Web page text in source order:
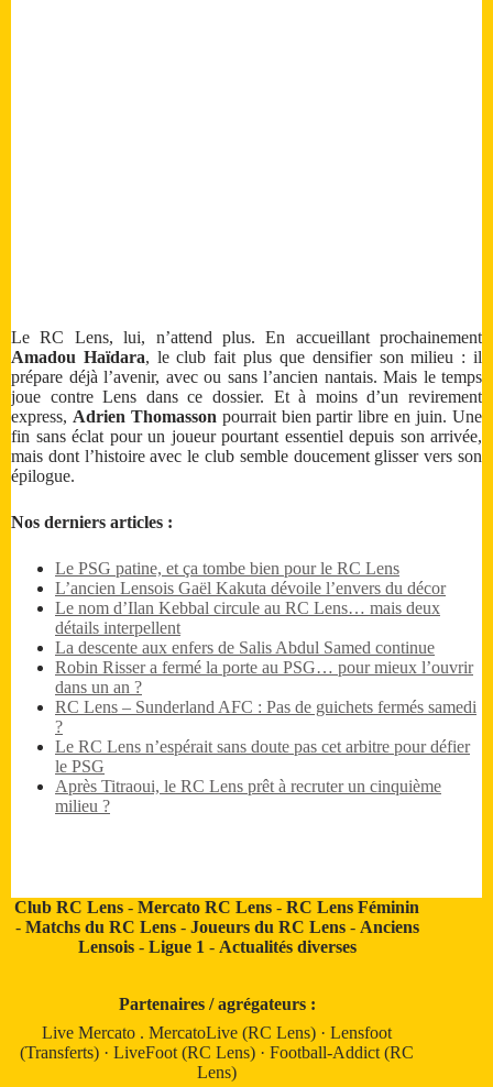
Le RC Lens, lui, n’attend plus. En accueillant prochainement
Amadou Haïdara, le club fait plus que densifier son milieu : il
prépare déjà l’avenir, avec ou sans l’ancien nantais. Mais le temps
joue contre Lens dans ce dossier. Et à moins d’un revirement
express, Adrien Thomasson pourrait bien partir libre en juin. Une
fin sans éclat pour un joueur pourtant essentiel depuis son arrivée,
mais dont l’histoire avec le club semble doucement glisser vers son
épilogue.
Nos derniers articles :
Le PSG patine, et ça tombe bien pour le RC Lens
L’ancien Lensois Gaël Kakuta dévoile l’envers du décor
Le nom d’Ilan Kebbal circule au RC Lens… mais deux
détails interpellent
La descente aux enfers de Salis Abdul Samed continue
Robin Risser a fermé la porte au PSG… pour mieux l’ouvrir
dans un an ?
RC Lens – Sunderland AFC : Pas de guichets fermés samedi
?
Le RC Lens n’espérait sans doute pas cet arbitre pour défier
le PSG
Après Titraoui, le RC Lens prêt à recruter un cinquième
milieu ?
Club RC Lens -Mercato RC Lens -RC Lens Féminin
- Matchs du RC Lens- Joueurs du RC Lens- Anciens
Lensois- Ligue 1 - Actualités diverses
Partenaires / agrégateurs :
Live Mercato .MercatoLive (RC Lens) ·Lensfoot
(Transferts) ·LiveFoot (RC Lens) ·Football-Addict (RC
Lens)